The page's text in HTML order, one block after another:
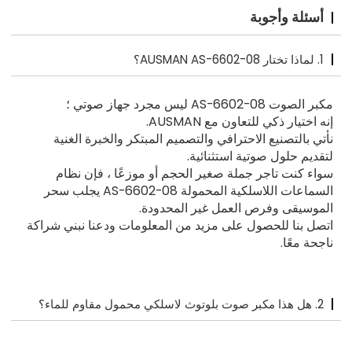
أسئلة وأجوبة
1. لماذا تختار AUSMAN AS-6602-08؟
مكبر الصوت AS-6602-08 ليس مجرد جهاز صوتي ؛
إنه اختيار ذكي للتعاون مع AUSMAN.
نأتي بالتصنيع الاحترافي والتصميم المبتكر والخبرة الغنية
لتقديم حلول صوتية استثنائية.
سواء كنت تاجر جملة صغير الحجم أو موزعًا ، فإن نظام
السماعات اللاسلكية المحمولة AS-6602-08 يجلب سحر
الموسيقى وفرص العمل غير المحدودة.
اتصل بنا للحصول على مزيد من المعلومات ودعنا نبني شراكة
ناجحة معًا.
2. هل هذا مكبر صوت بلوتوث لاسلكي محمول مقاوم للماء؟